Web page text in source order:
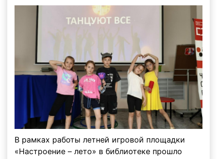
В рамках работы летней игровой площадки
«Настроение – лето» в библиотеке прошло